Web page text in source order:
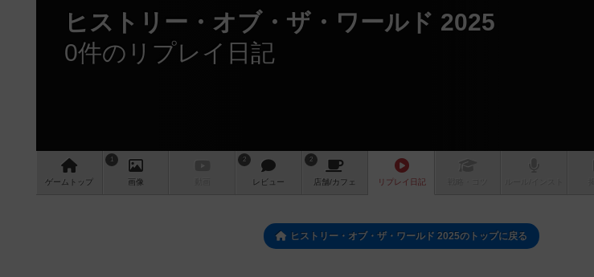
ヒストリー・オブ・ザ・ワールド 2025
0件のリプレイ日記
ゲーム トップ
1
画像
2
レビュー
2
店舗/カフェ リプレイ 日記
ヒストリー・オブ・ザ・ワールド 2025のトップに戻る